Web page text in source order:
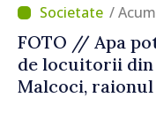
/
FOTO // Apa
de locuitorii
Malcoci,